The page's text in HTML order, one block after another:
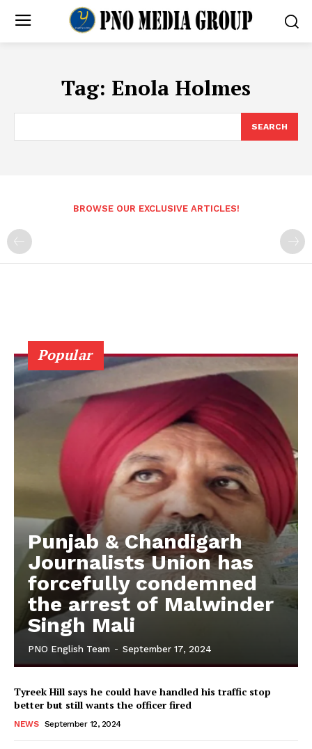
Tag: Enola Holmes
SEARCH
BROWSE OUR EXCLUSIVE ARTICLES!
Popular
Punjab & Chandigarh
Journalists Union has
forcefully condemned
the arrest of Malwinder
Singh Mali
PNO English Team - September 17, 2024
Tyreek Hill says he could have handled his traffic stop
better but still wants the officer fired
NEWS September 12, 2024